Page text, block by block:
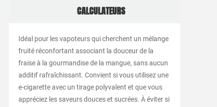
CALCULATEURS
Idéal pour les vapoteurs qui cherchent un mélange
fruité réconfortant associant la douceur de la
fraise à la gourmandise de la mangue, sans aucun
additif rafraîchissant. Convient si vous utilisez une
e-cigarette avec un tirage polyvalent et que vous
appréciez les saveurs douces et sucrées. À éviter si